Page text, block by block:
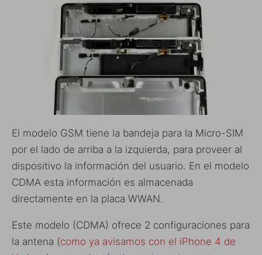
El modelo GSM tiene la bandeja para la Micro-SIM
por el lado de arriba a la izquierda, para proveer al
dispositivo la información del usuario. En el modelo
CDMA esta información es almacenada
directamente en la placa WWAN.
Este modelo (CDMA) ofrece 2 configuraciones para
la antena (como ya avisamos con el iPhone 4 de